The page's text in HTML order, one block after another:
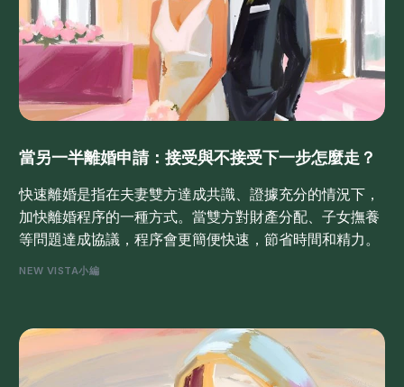
當另一半離婚申請：接受與不接受下一步怎麼走？
快速離婚是指在夫妻雙方達成共識、證據充分的情況下，
加快離婚程序的一種方式。當雙方對財產分配、子女撫養
等問題達成協議，程序會更簡便快速，節省時間和精力。
NEW VISTA小編